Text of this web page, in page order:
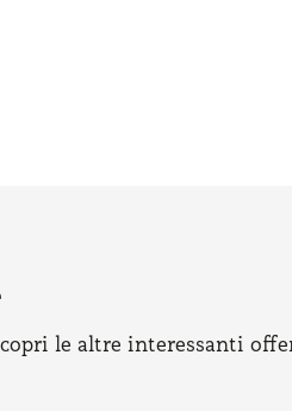
le altre interessanti